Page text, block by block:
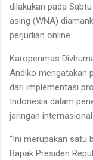
dilakukan pada
asing (WNA)
perjudian online.
Karopenmas
Andiko mengatakan
dari implementasi
Indonesia dalam
jaringan internasional.
“Ini merupakan satu
Bapak Presiden